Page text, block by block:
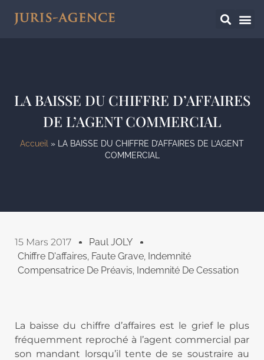
LA BAISSE DU CHIFFRE D’AFFAIRES
DE L’AGENT COMMERCIAL
Accueil » LA BAISSE DU CHIFFRE D’AFFAIRES DE L’AGENT
COMMERCIAL
15 Mars 2017
Paul JOLY
Chiffre D'affaires, Faute Grave, Indemnité
Compensatrice De Préavis, Indemnité De Cessation
La baisse du chiffre d’affaires est le grief le plus
fréquemment reproché à l’agent commercial par
son mandant lorsqu’il tente de se soustraire au